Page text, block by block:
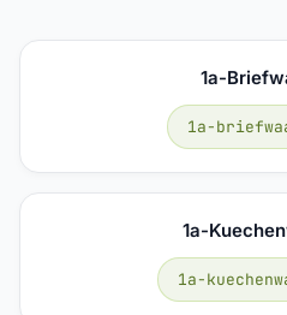
1a-
1a-
1a-
1a-